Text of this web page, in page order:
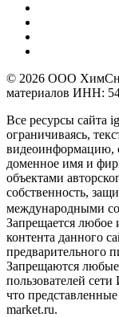
© 2026 ООО
материалов ИНН:
Все ресурсы сайта
ограничиваясь,
видеоинформацию,
доменное имя и
объектами
собственность,
международными
Запрещается любое
контента данного
предварительного
Запрещаются любые
пользователей
что
market.ru.